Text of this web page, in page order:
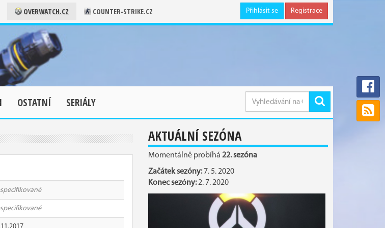
OVERWATCH.CZ COUNTER-STRIKE.CZ Přihlásit se Registrace
OSTATNÍ SERIÁLY
AKTUÁLNÍ SEZÓNA
Momentálně probíhá 22. sezóna
Začátek sezóny:7. 5. 2020
Konec sezóny:2. 7. 2020